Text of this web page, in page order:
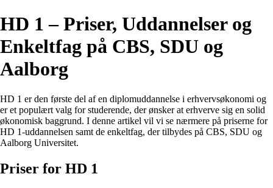
HD 1 – Priser, Uddannelser og
Enkeltfag på CBS, SDU og
Aalborg
HD 1 er den første del af en diplomuddannelse i erhvervsøkonomi og
er et populært valg for studerende, der ønsker at erhverve sig en solid
økonomisk baggrund. I denne artikel vil vi se nærmere på priserne for
HD 1-uddannelsen samt de enkeltfag, der tilbydes på CBS, SDU og
Aalborg Universitet.
Priser for HD 1